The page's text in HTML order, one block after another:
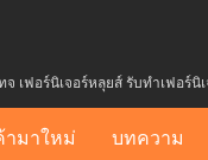
เฟอร์นิเจอร์หลุยส์ รับทำเฟอร์
มาใหม่ บทความ